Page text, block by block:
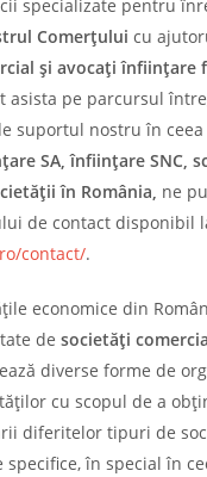
specializate pentru
Comerțului cu
și avocați înființare
asista pe parcursul
suportul nostru în
SA, înființare SNC,
în România, ne
de contact disponibil
contact/.
economice din
de societăți
diverse forme de
cu scopul de a
diferitelor tipuri de
în special în